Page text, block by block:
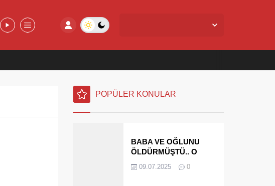
POPÜLER KONULAR
BABA VE OĞLUNU
ÖLDÜRMÜŞTÜ.. O
MİRASÇILARI
09.07.2025 0